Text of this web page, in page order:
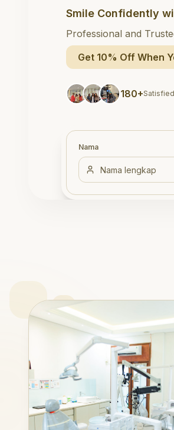
Smile Confidently
Professional and
Get 10% Off When
180+
Nama